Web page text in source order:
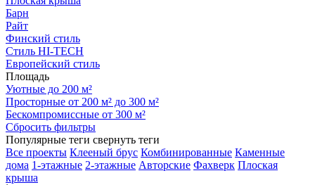
Барн
Райт
Финский стиль
Стиль HI-TECH
Европейский стиль
Площадь
Уютные до 200 м²
Просторные от 200 м² до 300 м²
Бескомпромиссные от 300 м²
Сбросить фильтры
Популярные теги свернуть теги
Все проекты Клееный брус Комбинированные Каменные
дома 1-этажные 2-этажные Авторские Фахверк Плоская
крыша